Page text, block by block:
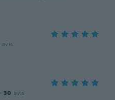
avis
· 30 avis